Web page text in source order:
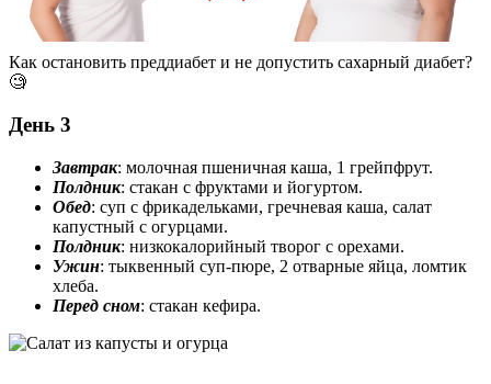
Как остановить преддиабет и не допустить сахарный диабет?
🧐
День 3
Завтрак: молочная пшеничная каша, 1 грейпфрут.
Полдник: стакан с фруктами и йогуртом.
Обед: суп с фрикадельками, гречневая каша, салат
капустный с огурцами.
Полдник: низкокалорийный творог с орехами.
Ужин: тыквенный суп-пюре, 2 отварные яйца, ломтик
хлеба.
Перед сном: стакан кефира.